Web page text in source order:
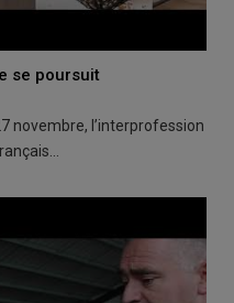
se poursuit
novembre, l’interprofession